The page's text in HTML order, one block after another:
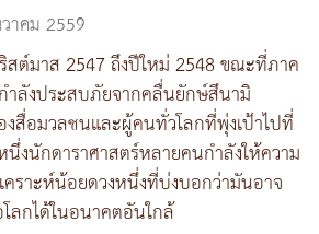
าคม 2559
สต์มาส 2547 ถึงปีใหม่ 2548 ขณะที่ภาค
ำลังประสบภัยจากคลื่นยักษ์สึนามิ
สื่อมวลชนและผู้คนทั่วโลกที่พุ่งเป้าไปที่
นักดาราศาสตร์หลายคนกำลังให้ความ
ราะห์น้อยดวงหนึ่งที่บ่งบอกว่ามันอาจ
ลกได้ในอนาคตอันใกล้